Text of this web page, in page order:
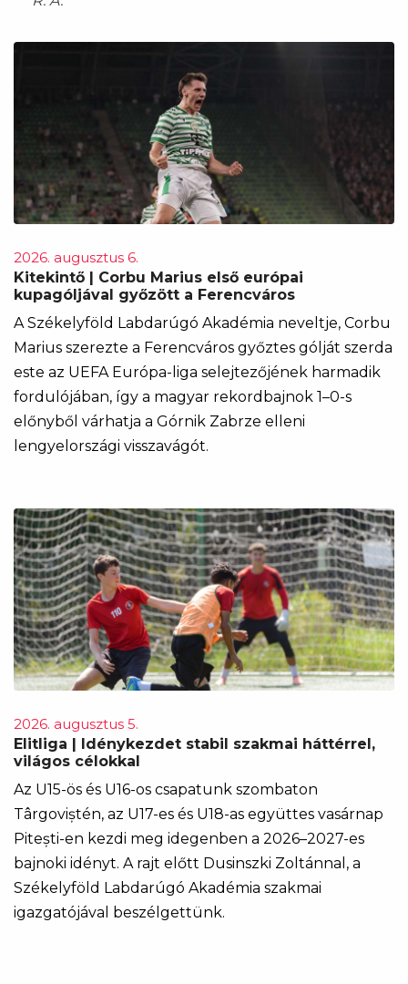
2026. augusztus 6.
Kitekintő | Corbu Marius első európai
kupagóljával győzött a Ferencváros
A Székelyföld Labdarúgó Akadémia neveltje, Corbu
Marius szerezte a Ferencváros győztes gólját szerda
este az UEFA Európa-liga selejtezőjének harmadik
fordulójában, így a magyar rekordbajnok 1–0-s
előnyből várhatja a Górnik Zabrze elleni
lengyelországi visszavágót.
2026. augusztus 5.
Elitliga | Idénykezdet stabil szakmai háttérrel,
világos célokkal
Az U15-ös és U16-os csapatunk szombaton
Târgoviștén, az U17-es és U18-as együttes vasárnap
Pitești-en kezdi meg idegenben a 2026–2027-es
bajnoki idényt. A rajt előtt Dusinszki Zoltánnal, a
Székelyföld Labdarúgó Akadémia szakmai
igazgatójával beszélgettünk.